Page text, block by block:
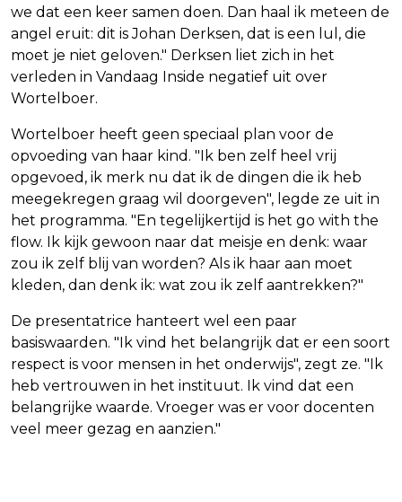
we dat een keer samen doen. Dan haal ik meteen de
angel eruit: dit is Johan Derksen, dat is een lul, die
moet je niet geloven." Derksen liet zich in het
verleden in Vandaag Inside negatief uit over
Wortelboer.
Wortelboer heeft geen speciaal plan voor de
opvoeding van haar kind. "Ik ben zelf heel vrij
opgevoed, ik merk nu dat ik de dingen die ik heb
meegekregen graag wil doorgeven", legde ze uit in
het programma. "En tegelijkertijd is het go with the
flow. Ik kijk gewoon naar dat meisje en denk: waar
zou ik zelf blij van worden? Als ik haar aan moet
kleden, dan denk ik: wat zou ik zelf aantrekken?"
De presentatrice hanteert wel een paar
basiswaarden. "Ik vind het belangrijk dat er een soort
respect is voor mensen in het onderwijs", zegt ze. "Ik
heb vertrouwen in het instituut. Ik vind dat een
belangrijke waarde. Vroeger was er voor docenten
veel meer gezag en aanzien."